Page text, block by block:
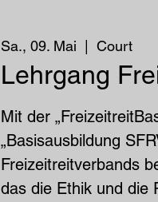
Sa., 09. Mai Court
Lehrgang
Mit der
„Basisausbildung
Freizeitreitverbands
das die Ethik und die